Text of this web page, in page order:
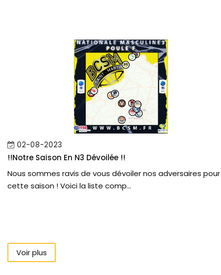
02-08-2023
!!Notre Saison En N3 Dévoilée !!
Nous sommes ravis de vous dévoiler nos adversaires pour
cette saison ! Voici la liste comp...
Voir plus